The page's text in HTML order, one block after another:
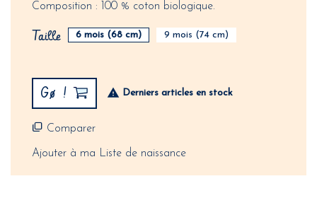
Composition : 100 % coton biologique.
Taille 6 mois (68 cm) 9 mois (74 cm)
Gø ! Derniers articles en stock
Comparer
Ajouter à ma Liste de naissance